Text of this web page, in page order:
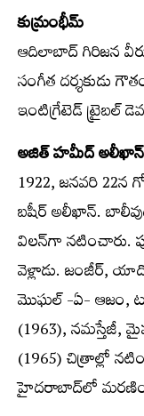
కుమ్రంభీమ్
ఆదిలాబాద్ గిరిజన
సంగీత దర్శకుడు
ఇంటిగ్రేటెడ్ ట్రైబల్
అజిత్ హమీద్ అలీఖాన్
1922, జనవరి
బషీర్ అలీఖాన్.
విలన్‌గా నటించారు.
వెళ్లాడు. జంజీర్,
మొఘల్ -ఏ- ఆజం,
(1963),
(1965) చిత్రాల్లో
హైదరాబాద్‌లో